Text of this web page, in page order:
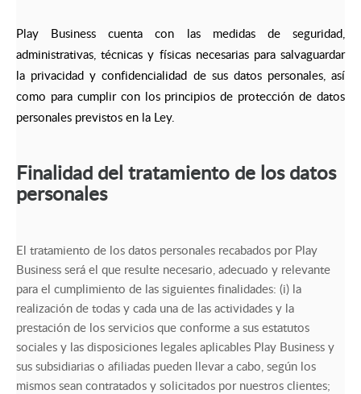
Play Business cuenta con las medidas de seguridad,
administrativas, técnicas y físicas necesarias para salvaguardar
la privacidad y confidencialidad de sus datos personales, así
como para cumplir con los principios de protección de datos
personales previstos en la Ley.
Finalidad del tratamiento de los datos
personales
El tratamiento de los datos personales recabados por Play
Business será el que resulte necesario, adecuado y relevante
para el cumplimiento de las siguientes finalidades: (i) la
realización de todas y cada una de las actividades y la
prestación de los servicios que conforme a sus estatutos
sociales y las disposiciones legales aplicables Play Business y
sus subsidiarias o afiliadas pueden llevar a cabo, según los
mismos sean contratados y solicitados por nuestros clientes;